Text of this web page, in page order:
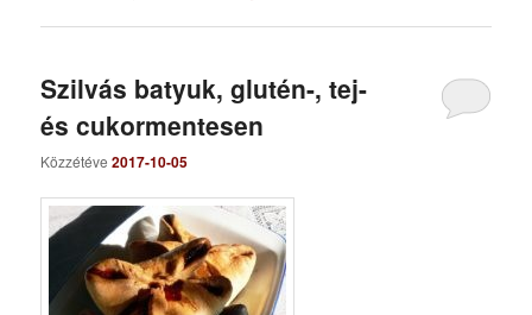
Szilvás batyuk, glutén-, tej-
és cukormentesen
Közzétéve2017-10-05